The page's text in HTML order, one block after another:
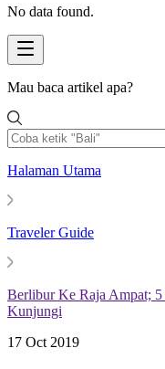
No data found.
Mau baca artikel apa?
Halaman Utama
Traveler Guide
Berlibur Ke Raja Ampat; 5
Kunjungi
17 Oct 2019